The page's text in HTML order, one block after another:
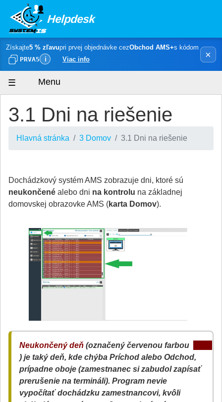
Helpdesk
Získajte5 % zľavupri prvej objednávke cezObchod AMS+s kódom
PRVA5
ℹ Viac info ×
Menu
3.1 Dni na riešenie
Hlavná stránka 3 Domov 3.1 Dni na riešenie
Dochádzkový systém AMS zobrazuje dni, ktoré sú
neukončené alebo dni na kontrolu na základnej
domovskej obrazovke AMS (karta Domov).
Neukončený deň (označený červenou farbou
) je taký deň, kde chýba Príchod alebo Odchod,
prípadne oboje (zamestnanec si zabudol zapísať
prerušenie na termináli). Program nevie
vypočítať dochádzku zamestnancovi, kvôli